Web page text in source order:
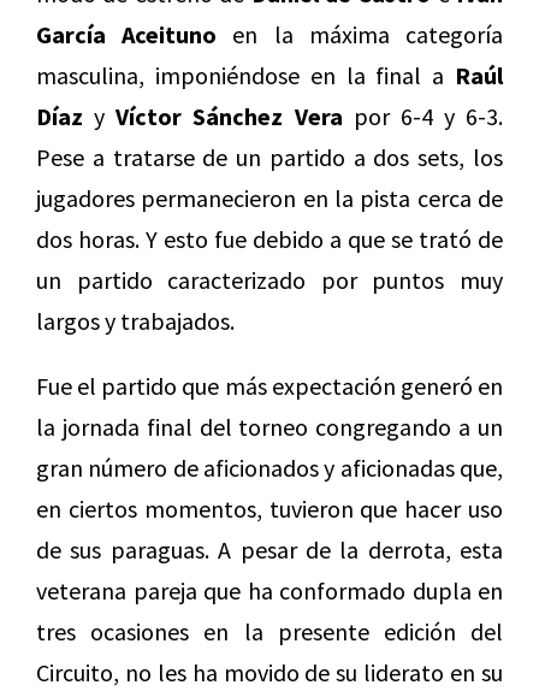
García Aceituno en la máxima categoría
masculina, imponiéndose en la final a Raúl
Díaz yVíctor Sánchez Vera por 6-4 y 6-3.
Pese a tratarse de un partido a dos sets, los
jugadores permanecieron en la pista cerca de
dos horas. Y esto fue debido a que se trató de
un partido caracterizado por puntos muy
largos y trabajados.
Fue el partido que más expectación generó en
la jornada final del torneo congregando a un
gran número de aficionados y aficionadas que,
en ciertos momentos, tuvieron que hacer uso
de sus paraguas. A pesar de la derrota, esta
veterana pareja que ha conformado dupla en
tres ocasiones en la presente edición del
Circuito, no les ha movido de su liderato en su